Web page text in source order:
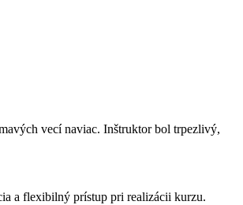
vecí naviac. Inštruktor bol trpezlivý,
a flexibilný prístup pri realizácii kurzu.